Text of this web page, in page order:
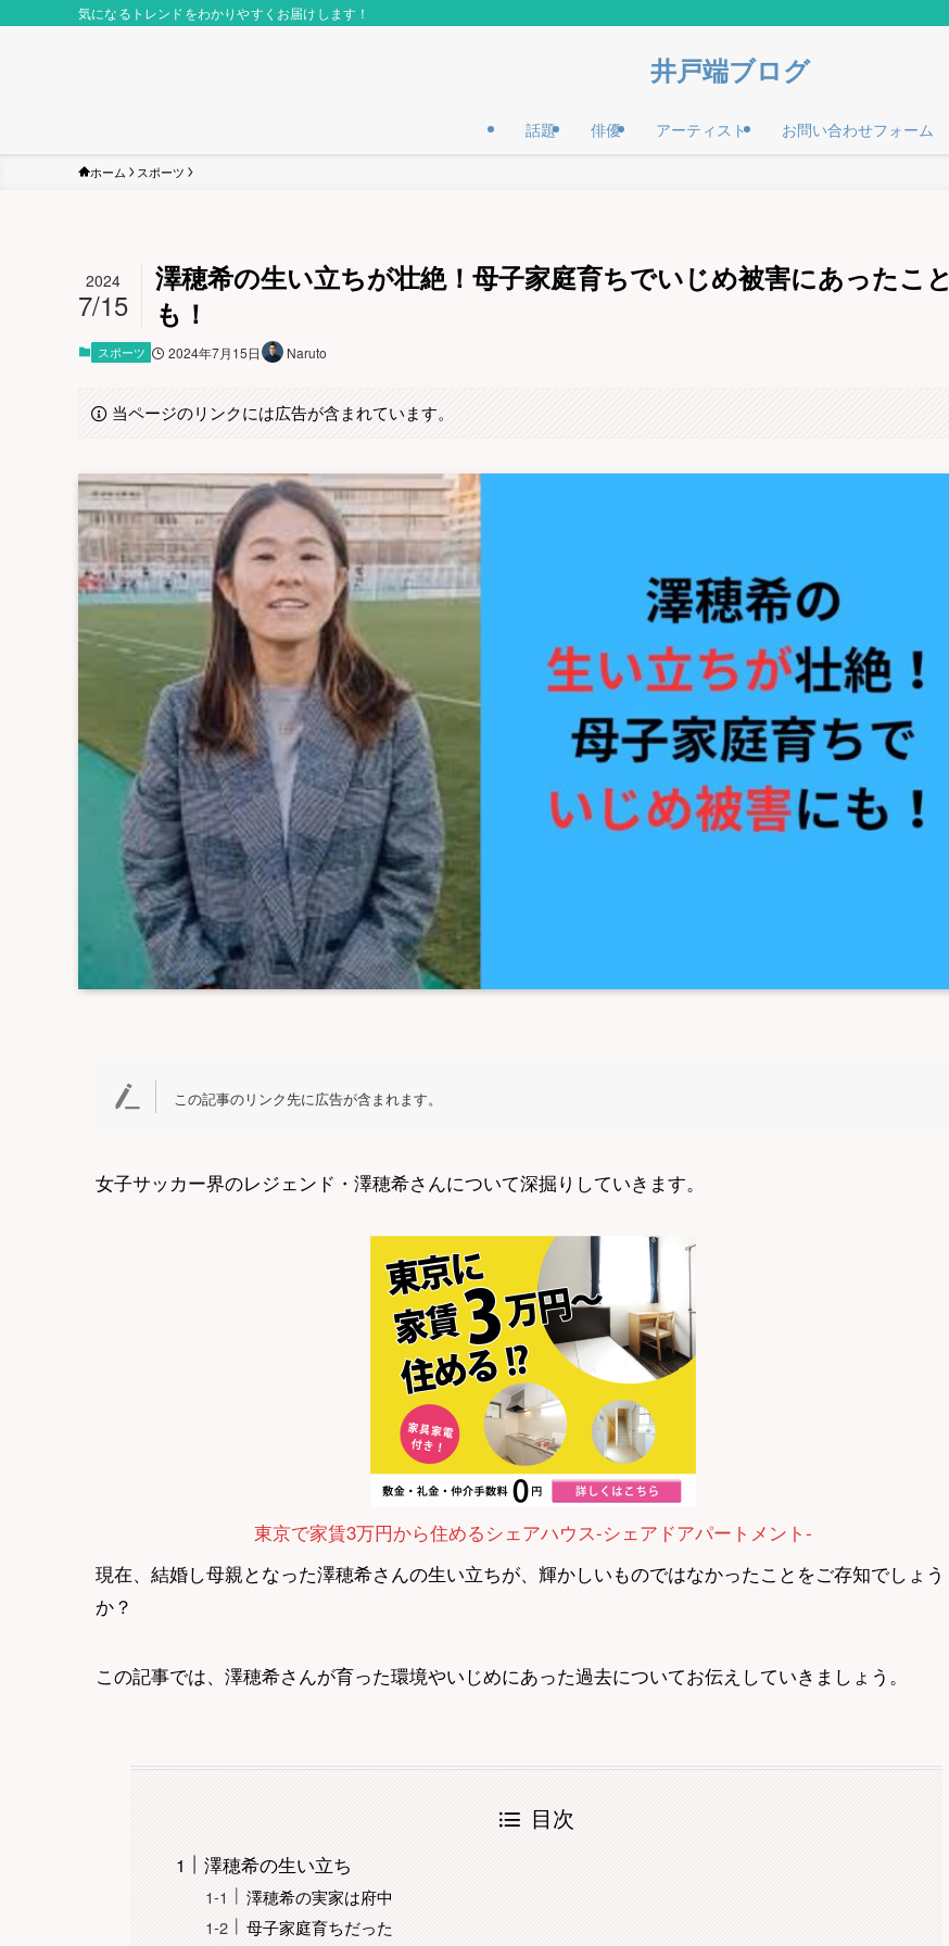
気になるトレンドをわかりやすくお届けします！
井戸端ブログ
話題 俳優 アーティスト お問い合わせフォーム
ホーム スポーツ
澤穂希の生い立ちが壮絶！母子家庭育ちでいじめ被害にあったこと
も！
2024
7/15
スポーツ 2024年7月15日 Naruto
当ページのリンクには広告が含まれています。
この記事のリンク先に広告が含まれます。
女子サッカー界のレジェンド・澤穂希さんについて深掘りしていきます。
東京で家賃3万円から住めるシェアハウス-シェアドアパートメント-
現在、結婚し母親となった澤穂希さんの生い立ちが、輝かしいものではなかったことをご存知でしょう
か？
この記事では、澤穂希さんが育った環境やいじめにあった過去についてお伝えしていきましょう。
目次
澤穂希の生い立ち
澤穂希の実家は府中
母子家庭育ちだった